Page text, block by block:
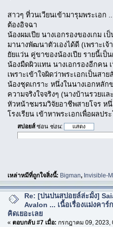
สาวๆ ที่วนเวียนเข้ามารุมพระเอก
ต้องอิจฉา
น้องผมเปีย นางเอกรองของเกม
มานางพัฒนาตัวเองได้ดี (เพราะเ
ยัยแว่น คู่ขาของน้องเปีย รายนี้เป็
น้องมืดผิวแทน นางเอกรองอีกคน
เพราะเข้าใจผิดว่าพระเอกเป็นสา
น้องชุดเกราะ หนึ่งในนางเอกหลัก
ความจริงใจจริงๆ (นางบ้านรวยแ
หัวหน้าชมรมวิจัยอาชีพสายโจร ห
โรงเรียน เข้าหาพระเอกเพื่อผล
สปอยส์ซ่อน ซ่อน:
เหล่าหมีที่ถูกใจสิ่งนี้: Bigman, Invisible-
Re: [บ่นปนสปอยล์ล่ะมั้ง]
Avalon ... เนื้อเรื่องแม่งคาร์
คิดเยอะเลย
« ตอบกลับ #7 เมื่อ: กรกฎาคม 09, 2023,